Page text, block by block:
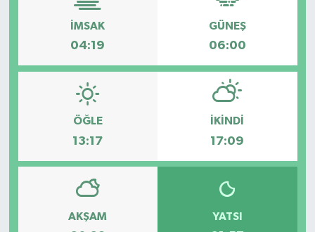
İMSAK
04:19
GÜNEŞ
06:00
ÖĞLE
13:17
İKINDI
17:09
AKŞAM YATSI